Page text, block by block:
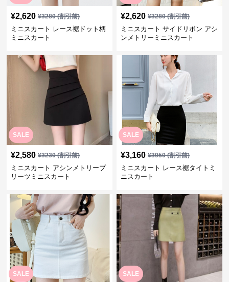
¥2,620 ¥3280(割引前)
ミニスカート レース裾ドット柄
ミニスカート
¥2,620 ¥3280(割引前)
ミニスカート サイドリボン アシ
ンメトリーミニスカート
SALE
¥2,580 ¥3230(割引前)
ミニスカート アシンメトリープ
リーツミニスカート
SALE
¥3,160 ¥3950(割引前)
ミニスカート レース裾タイトミ
ニスカート
SALE SALE